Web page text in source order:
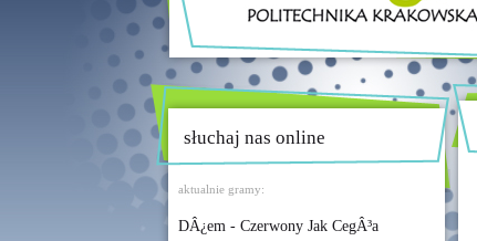
słuchaj nas online
aktualnie gramy:
DÂ¿em - Czerwony Jak CegÂ³a